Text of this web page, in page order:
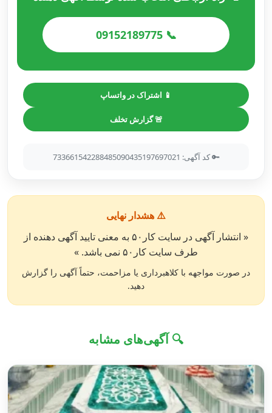
📞 09152189775
📱 اشتراک در واتساپ
🚨 گزارش تخلف
🔑 کد آگهی: 733661542288485090435197697021
⚠️ هشدار نهایی
« انتشار آگهی در سایت کار۵۰ به معنی تایید آگهی دهنده از
طرف سایت کار۵۰ نمی باشد. »
در صورت مواجهه با کلاهبرداری یا مزاحمت، حتماً آگهی را گزارش
دهید.
🔍 آگهی‌های مشابه